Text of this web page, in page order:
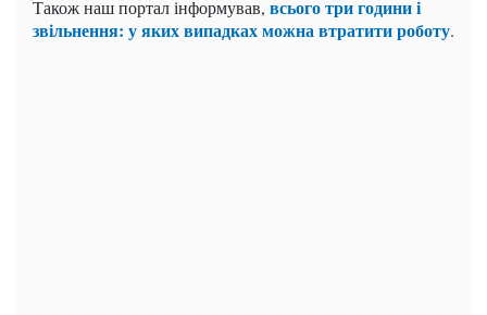
Також наш портал інформував, всього три години і
звільнення: у яких випадках можна втратити роботу.